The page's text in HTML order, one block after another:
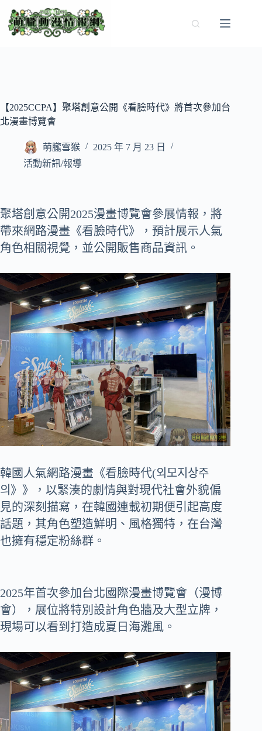
至
【2025CCPA】聚塔創意公開《看臉時代》將首次參加台
北漫畫博覽會
萌朧雪猴
2025 年 7 月 23 日
活動新訊/報導
聚塔創意公開2025漫畫博覽會參展情報，將
帶來網路漫畫《看臉時代》，預計展示人氣
角色相關視覺，並公開販售商品資訊。
韓國人氣網路漫畫《看臉時代(외모지상주
의》》，以緊湊的劇情與對現代社會外貌偏
見的深刻描寫，在韓國連載初期便引起高度
話題，其角色塑造鮮明、風格獨特，在台灣
也擁有穩定粉絲群。
2025年首次參加台北國際漫畫博覽會（漫博
會），展位將特別設計角色牆及大型立牌，
現場可以看到打造成夏日海灘風。